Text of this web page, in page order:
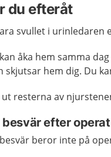
du efteråt
svullet i urinledaren
åka hem samma
skjutsar hem dig. Du
ut resterna av
besvär efter
beror inte på